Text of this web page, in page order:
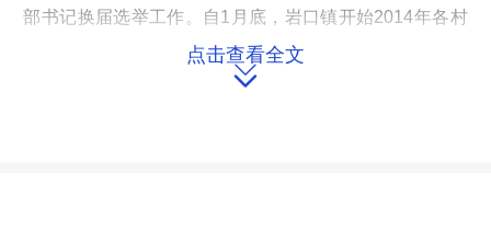
部书记换届选举工作。自1月底，岩口镇开始2014年各村
（社区）党支部换届选举的准备工作，经过制定方案、宣
点击查看全文
